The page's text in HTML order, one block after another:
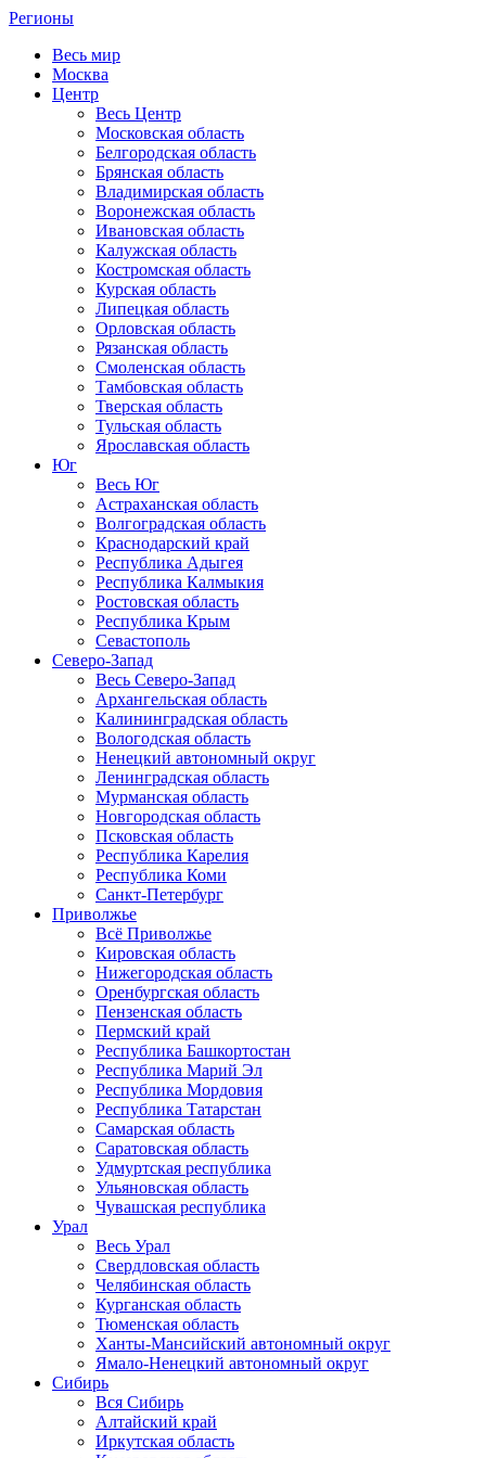
Регионы
Весь мир
Москва
Центр
Весь Центр
Московская область
Белгородская область
Брянская область
Владимирская область
Воронежская область
Ивановская область
Калужская область
Костромская область
Курская область
Липецкая область
Орловская область
Рязанская область
Смоленская область
Тамбовская область
Тверская область
Тульская область
Ярославская область
Юг
Весь Юг
Астраханская область
Волгоградская область
Краснодарский край
Республика Адыгея
Республика Калмыкия
Ростовская область
Республика Крым
Севастополь
Северо-Запад
Весь Северо-Запад
Архангельская область
Калининградская область
Вологодская область
Ненецкий автономный округ
Ленинградская область
Мурманская область
Новгородская область
Псковская область
Республика Карелия
Республика Коми
Санкт-Петербург
Приволжье
Всё Приволжье
Кировская область
Нижегородская область
Оренбургская область
Пензенская область
Пермский край
Республика Башкортостан
Республика Марий Эл
Республика Мордовия
Республика Татарстан
Самарская область
Саратовская область
Удмуртская республика
Ульяновская область
Чувашская республика
Урал
Весь Урал
Свердловская область
Челябинская область
Курганская область
Тюменская область
Ханты-Мансийский автономный округ
Ямало-Ненецкий автономный округ
Сибирь
Вся Сибирь
Алтайский край
Иркутская область